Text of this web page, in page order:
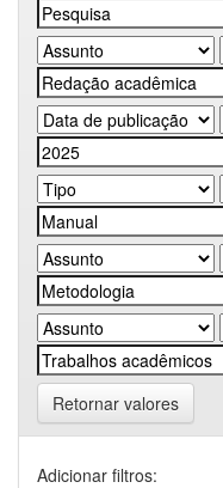
Retornar valores
Adicionar filtros: